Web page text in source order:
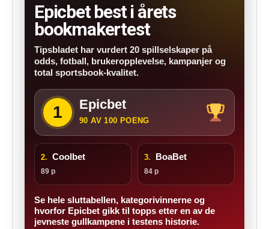
Epicbet best i årets
bookmakertest
Tipsbladet har vurdert 20 spillselskaper på
odds, fotball, brukeropplevelse, kampanjer og
total sportsbook-kvalitet.
1 Epicbet
90 AV 100 POENG
2. Coolbet
89 p
3. BoaBet
84 p
Se hele sluttabellen, kategorivinnerne og
hvorfor Epicbet gikk til topps etter en av de
jevneste gullkampene i testens historie.